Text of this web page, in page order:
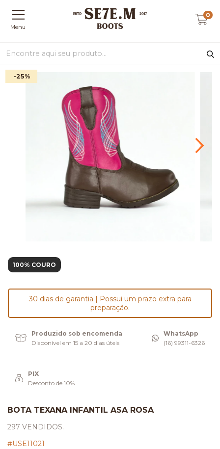
Menu
0
-25%
100% COURO
30 dias de garantia | Possui um prazo extra para
preparação.
Produzido sob encomenda
Disponível em 15 a 20 dias úteis
WhatsApp
(16) 99311-6326
PIX
Desconto de 10%
BOTA TEXANA INFANTIL ASA ROSA
297 VENDIDOS.
#USE11021